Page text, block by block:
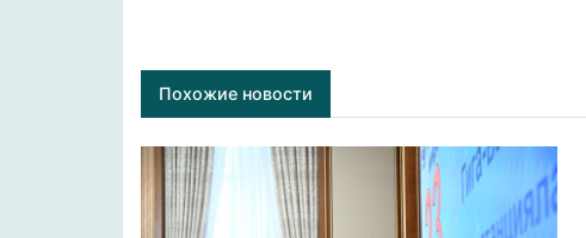
Похожие новости